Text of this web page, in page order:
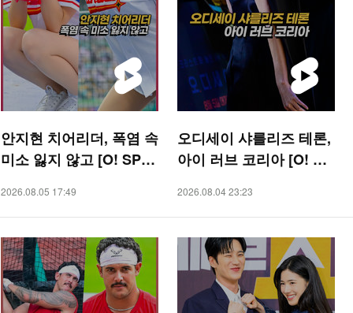
안지현 치어리더, 폭염 속
미소 잃지 않고 [O! SPO
2026.08.05 17:49
오디세이 샤를리즈 테론,
아이 러브 코리아 [O! ST
2026.08.04 23:23